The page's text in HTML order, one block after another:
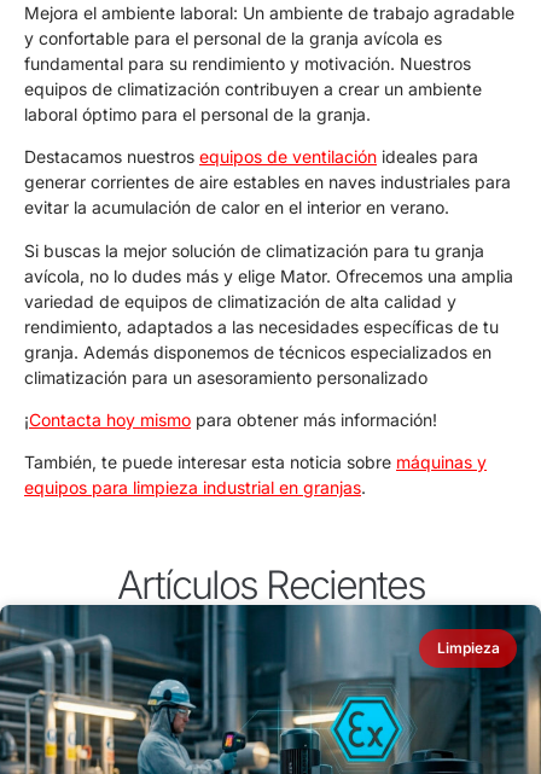
Mejora el ambiente laboral: Un ambiente de trabajo agradable
y confortable para el personal de la granja avícola es
fundamental para su rendimiento y motivación. Nuestros
equipos de climatización contribuyen a crear un ambiente
laboral óptimo para el personal de la granja.
Destacamos nuestros equipos de ventilación ideales para
generar corrientes de aire estables en naves industriales para
evitar la acumulación de calor en el interior en verano.
Si buscas la mejor solución de climatización para tu granja
avícola, no lo dudes más y elige Mator. Ofrecemos una amplia
variedad de equipos de climatización de alta calidad y
rendimiento, adaptados a las necesidades específicas de tu
granja. Además disponemos de técnicos especializados en
climatización para un asesoramiento personalizado
¡Contacta hoy mismo para obtener más información!
También, te puede interesar esta noticia sobre máquinas y
equipos para limpieza industrial en granjas.
Artículos Recientes
Limpieza